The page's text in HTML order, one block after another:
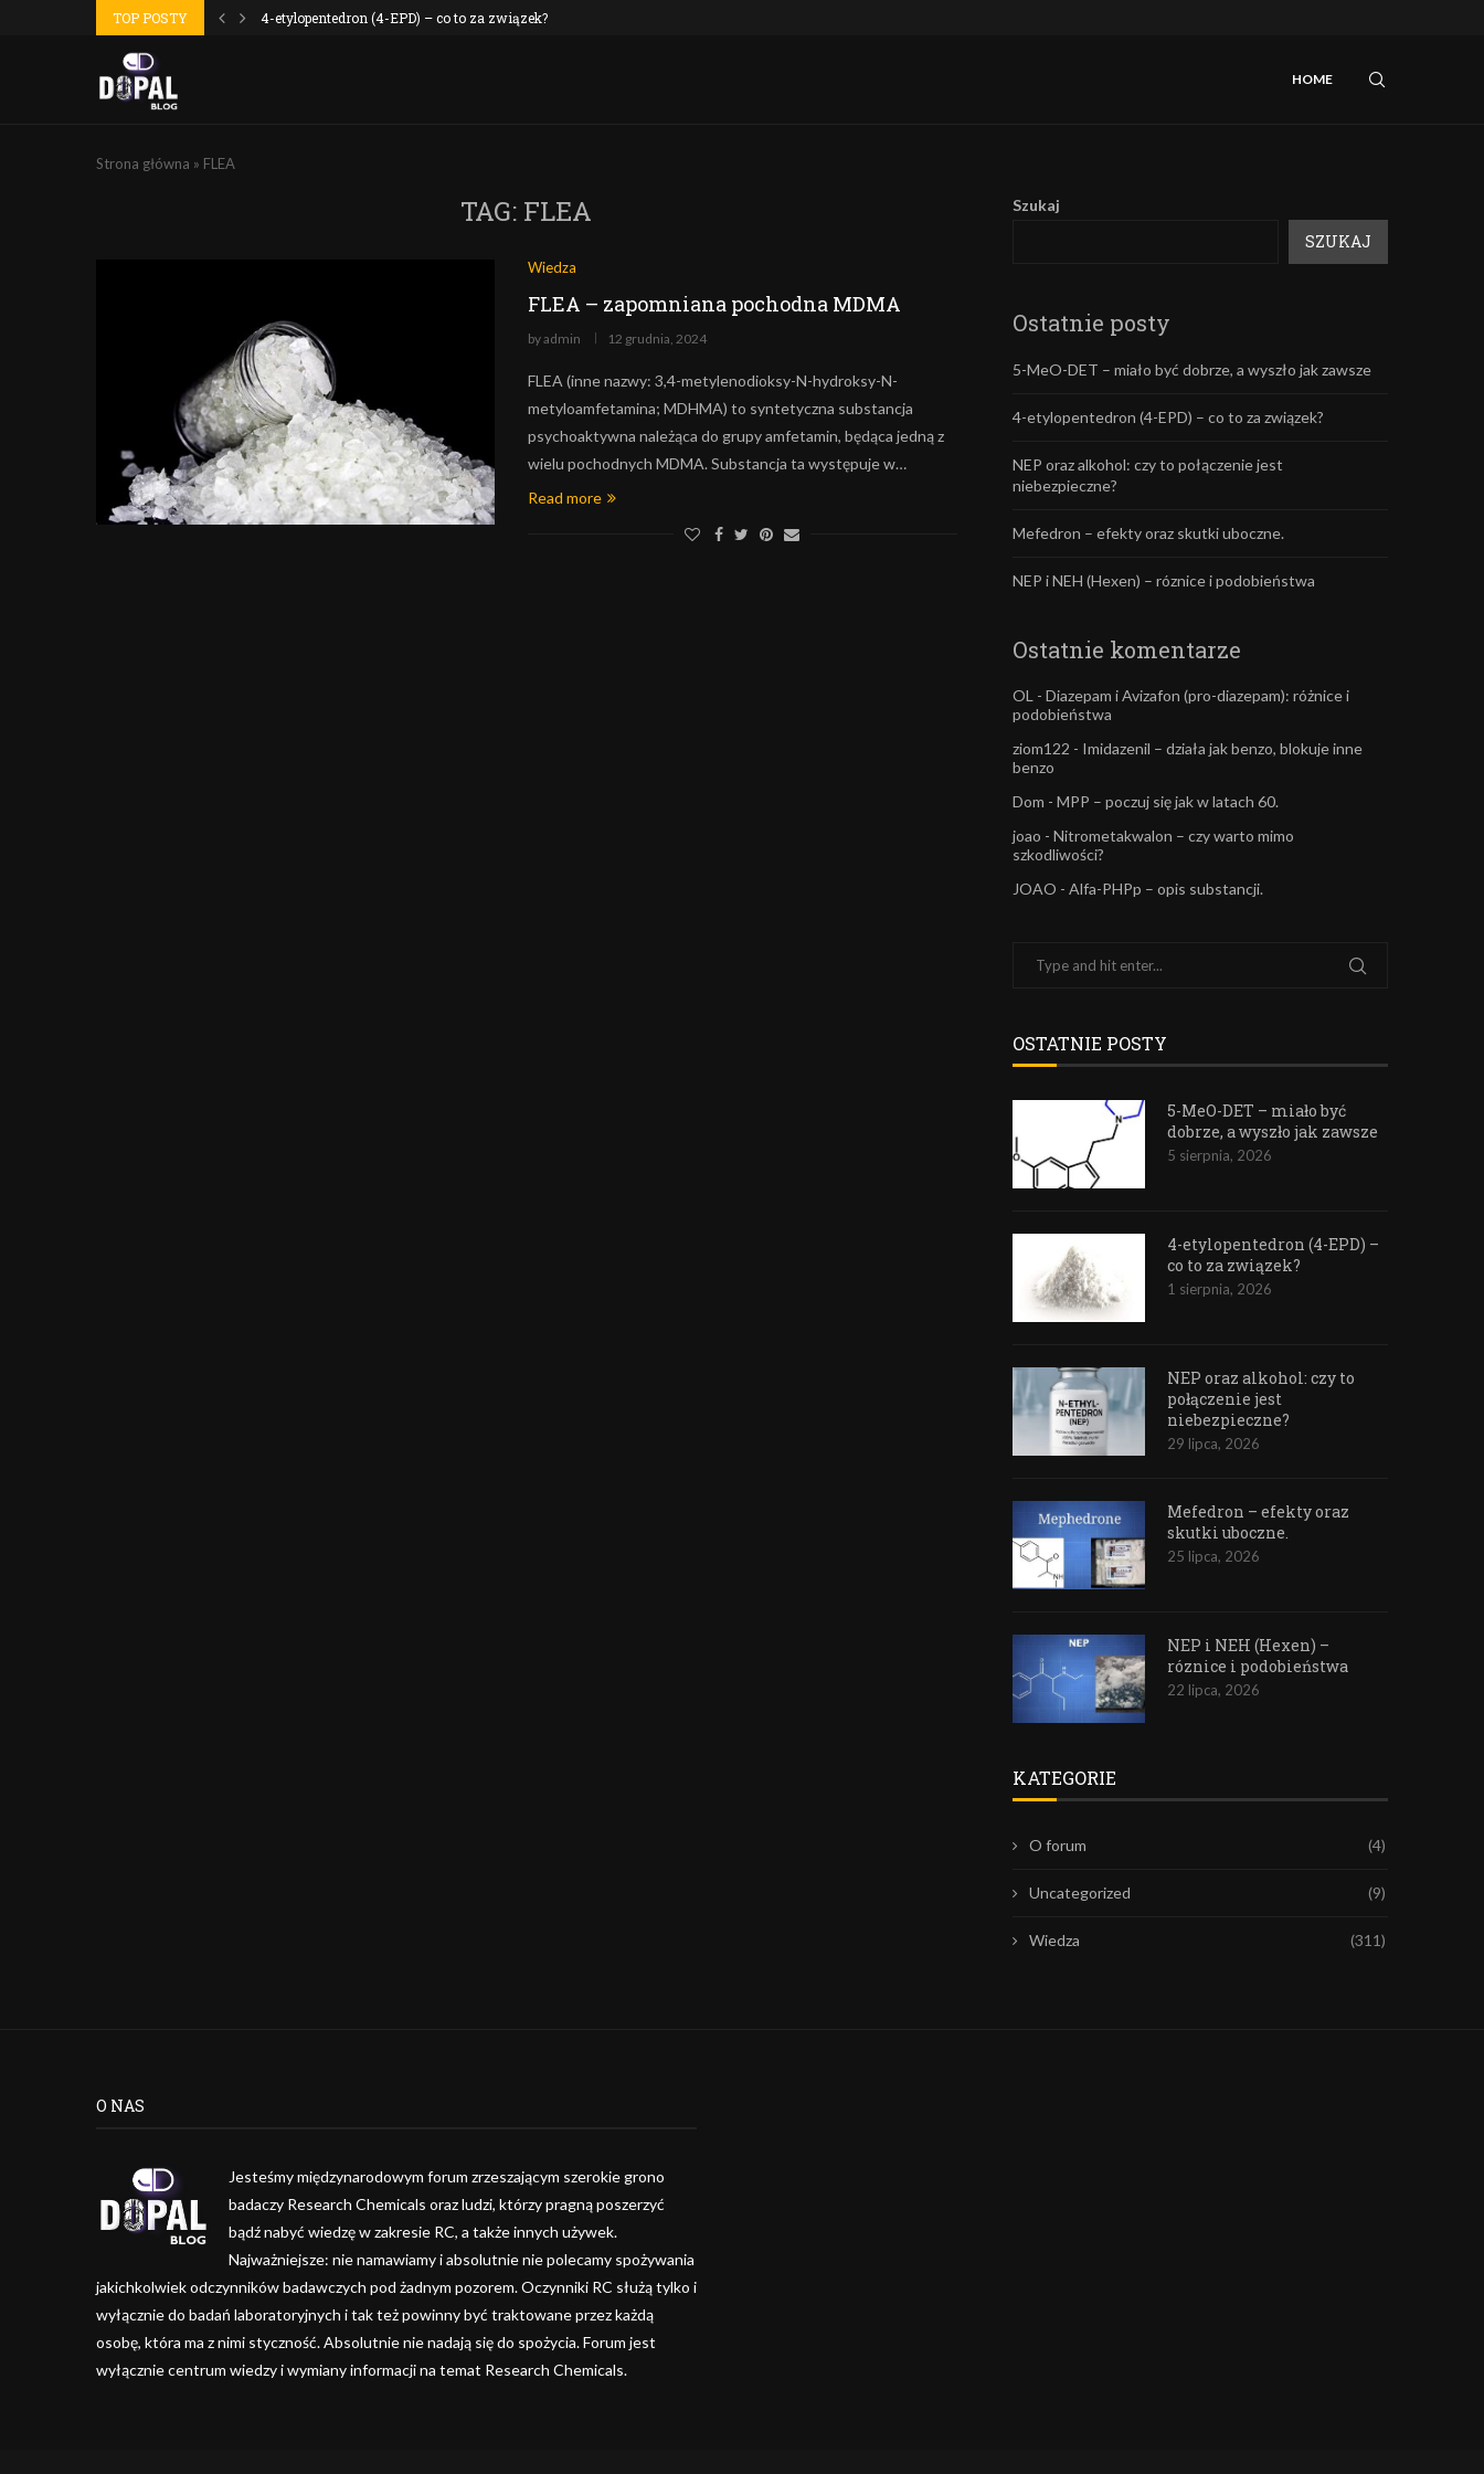
TOP POSTY 4-etylopentedron (4-EPD) – co to za związek?
HOME
Strona główna » FLEA
TAG: FLEA
Wiedza
FLEA – zapomniana pochodna MDMA
byadmin 12 grudnia, 2024
FLEA (inne nazwy: 3,4-metylenodioksy-N-hydroksy-N-
metyloamfetamina; MDHMA) to syntetyczna substancja
psychoaktywna należąca do grupy amfetamin, będąca jedną z
wielu pochodnych MDMA. Substancja ta występuje w…
Read more
Szukaj
SZUKAJ
Ostatnie posty
5-MeO-DET – miało być dobrze, a wyszło jak zawsze
4-etylopentedron (4-EPD) – co to za związek?
NEP oraz alkohol: czy to połączenie jest
niebezpieczne?
Mefedron – efekty oraz skutki uboczne.
NEP i NEH (Hexen) – róznice i podobieństwa
Ostatnie komentarze
OL - Diazepam i Avizafon (pro-diazepam): różnice i
podobieństwa
ziom122 - Imidazenil – działa jak benzo, blokuje inne
benzo
Dom - MPP – poczuj się jak w latach 60.
joao - Nitrometakwalon – czy warto mimo
szkodliwości?
JOAO - Alfa-PHPp – opis substancji.
OSTATNIE POSTY
5-MeO-DET – miało być
dobrze, a wyszło jak zawsze
5 sierpnia, 2026
4-etylopentedron (4-EPD) –
co to za związek?
1 sierpnia, 2026
NEP oraz alkohol: czy to
połączenie jest
niebezpieczne?
29 lipca, 2026
Mefedron – efekty oraz
skutki uboczne.
25 lipca, 2026
NEP i NEH (Hexen) –
róznice i podobieństwa
22 lipca, 2026
KATEGORIE
O forum (4)
Uncategorized (9)
Wiedza (311)
O NAS
Jesteśmy międzynarodowym forum zrzeszającym szerokie grono
badaczy Research Chemicals oraz ludzi, którzy pragną poszerzyć
bądź nabyć wiedzę w zakresie RC, a także innych używek.
Najważniejsze: nie namawiamy i absolutnie nie polecamy spożywania
jakichkolwiek odczynników badawczych pod żadnym pozorem. Oczynniki RC służą tylko i
wyłącznie do badań laboratoryjnych i tak też powinny być traktowane przez każdą
osobę, która ma z nimi styczność. Absolutnie nie nadają się do spożycia. Forum jest
wyłącznie centrum wiedzy i wymiany informacji na temat Research Chemicals.